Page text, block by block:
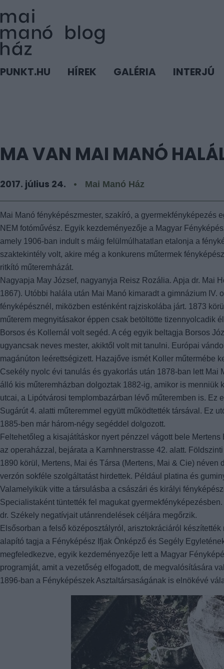
PUNKT.HU HÍREK GALÉRIA INTERJÚ
MA VAN MAI MANÓ
2017. július 24. Mai Manó Ház
Mai Manó fényképészmester, szakíró, a
NEM fotóművész. Egyik kezdeményezője a Magyar
amely 1906-ban indult s máig felülmúlhatatlan etalonja a
szaktekintély volt, akire még a konkurens műtermek
ritkító műteremházát.
Nagyapja May József, nagyanyja Reisz Rozália. Apja dr. Mai
1867). Utóbbi halála után Mai Manó kimaradt a gimnázium
fényképésznél, miközben esténként rajziskolába járt. 1873
műterem megnyitásakor éppen csak betöltötte tizennyolcadik
Borsos és Kollernál volt segéd. A cég egyik beltagja Borsos
ugyancsak neves mester, akiktől volt mit tanulni. Európai
magánúton leérettségizett. Hazajőve ismét Koller műtermébe
Csekély nyolc évi tanulás és gyakorlás után 1878-ban lett
álló kis műteremházban dolgoztak 1882-ig, amikor is
utcai, a Lipótvárosi templombazárban lévő műteremben is. Ez
Sugárút 4. alatti műteremmel együtt működtették társával. Ez
1885-ben már három-négy segéddel dolgozott.
Feltehetőleg a kisajátításkor nyert pénzzel vágott bele
az operaházzal, bejárata a Karnhnerstrasse 42. alatt.
1890 körül, Mertens, Mai és Társa (Mertens, Mai & Cie)
verzón sokféle szolgáltatást hirdettek. Például platina és
Valamelyikük vitte a társulásba a császári és királyi
Specialistaként tüntették fel magukat
dr. Székely negatívjait utánrendelések céljára megőrzik.
Elsősorban a felső középosztályról, arisztokráciáról
alapító tagja a Fényképész Ifjak Önképző és Segély
megfeledkezve, egyik kezdeményezője lett a Magyar
programját, amit a vezetőség elfogadott, de megvalósítására
1896-ban a Fényképészek Asztaltársaságának is elnökévé